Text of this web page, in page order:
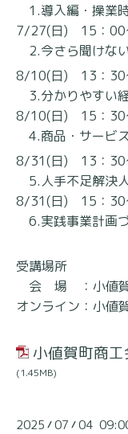
1.導入編・操業
7/27(日) 15：00
2.今さら聞けな
8/10(日) 13：30
3.分かりやすい
8/10(日) 15：30
4.商品・サービ
8/31(日) 13：30
5.人手不足解決
8/31(日) 15：30
6.実践事業計画
受講場所
会 場 ：小値賀
オンライン：小値
小値賀町商
(1.45MB)
2025 /07 /04